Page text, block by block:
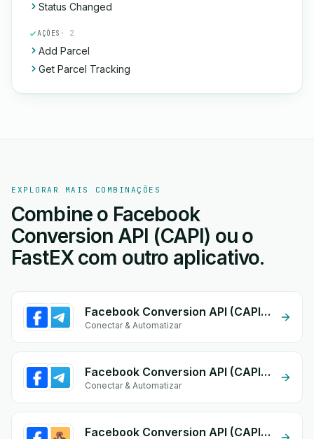
Status Changed
AÇÕES · 2
Add Parcel
Get Parcel Tracking
EXPLORAR MAIS COMBINAÇÕES
Combine o Facebook
Conversion API (CAPI) ou o
FastEX com outro aplicativo.
Facebook Conversion API (CAPI) + Telegram
Conectar & Automatizar
Facebook Conversion API (CAPI) + Telegram Bot
Conectar & Automatizar
Facebook Conversion API (CAPI) + Custom Webhook